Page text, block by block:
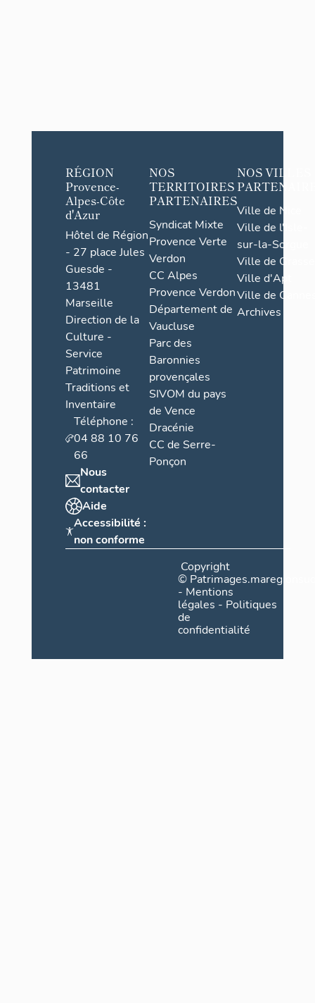
RÉGION
Provence-
Alpes-Côte
d'Azur
Hôtel de Région
- 27 place Jules
Guesde -
13481
Marseille
Direction de la
Culture -
Service
Patrimoine
Traditions et
Inventaire
Téléphone :
04 88 10 76
66
Nous
contacter
Aide
Accessibilité :
non conforme
NOS
TERRITOIRES
PARTENAIRES
Syndicat Mixte
Provence Verte
Verdon
CC Alpes
Provence Verdon
Département de
Vaucluse
Parc des
Baronnies
provençales
SIVOM du pays
de Vence
Dracénie
CC de Serre-
Ponçon
NOS VILLES
Ville de Nice
Ville de l'Isle-
sur-la-Sorgue
Ville de Grasse
Ville d'Apt
Ville de
Archives
Copyright
©
- Mentions
légales - Politiques
de
confidentialité